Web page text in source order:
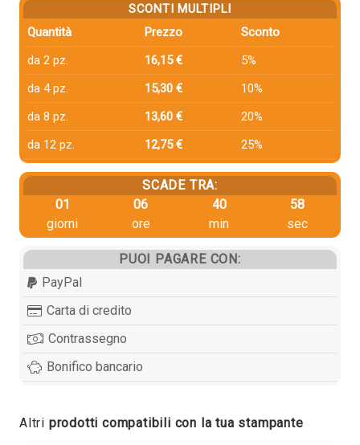
SCONTI MULTIPLI
Quantità
Prezzo
Sconto
da 2 pz.
16,15 €
5%
da 4 pz.
15,30 €
10%
da 8 pz.
13,60 €
20%
da 12 pz.
12,75 € 25%
SCADE TRA:
01
giorni
06
ore
40
min
57
sec
PUOI PAGARE CON:
PayPal
Carta di credito
Contrassegno
Bonifico bancario
Altri prodotti compatibili con la tua stampante